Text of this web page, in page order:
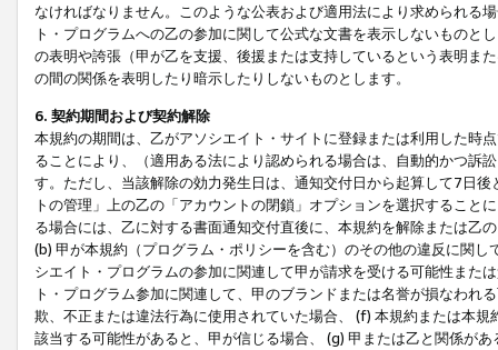
なければなりません。このような公表および適用法により求められる
ト・プログラムへの乙の参加に関して公式な文書を表示しないもの
の表明や誇張（甲が乙を支援、後援または支持しているという表明ま
の間の関係を表明したり暗示したりしないものとします。
6. 契約期間および契約解除
本規約の期間は、乙がアソシエイト・サイトに登録または利用した時
ることにより、（適用ある法により認められる場合は、自動的かつ訴
す。ただし、当該解除の効力発生日は、通知交付日から起算して7日
トの管理」上の乙の「アカウントの閉鎖」オプションを選択するこ
る場合には、乙に対する書面通知交付直後に、本規約を解除または乙
(b) 甲が本規約（プログラム・ポリシーを含む）のその他の違反に関
シエイト・プログラムの参加に関連して甲が請求を受ける可能性また
ト・プログラム参加に関連して、甲のブランドまたは名誉が損なわれ
欺、不正または違法行為に使用されていた場合、 (f) 本規約または本
該当する可能性があると、甲が信じる場合、 (g) 甲または乙と関係が